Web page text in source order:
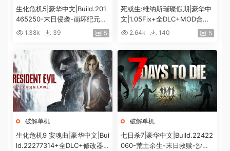
生化危机5|豪华中文|Build.201
465250-末日侵袭-崩坏纪元
+预购特典+全DLC-解锁全内
1.38k 39 5
死或生:维纳斯璀璨假期|豪华中
文|1.05Fix+全DLC+MOD合集
+预购特典|解压即撸|[12G/百
2.64k 140 5
破解单机
生化危机9 安魂曲|豪华中文|Bui
ld.22277314+全DLC+修改器|
破解单机
七日杀7|豪华中文|Build.22422
060-荒土余生-末日救赎-沙盒